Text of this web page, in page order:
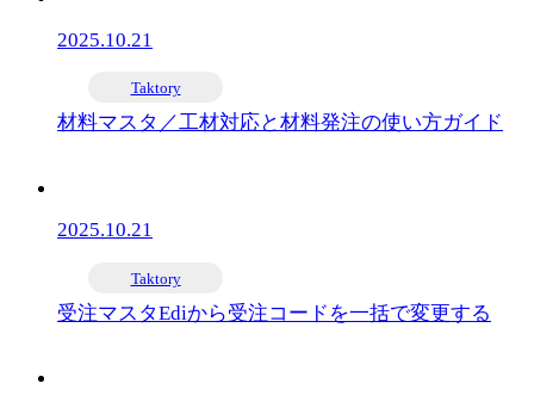
2025.10.21
Taktory
材料マスタ／工材対応と材料発注の使い方ガイド
2025.10.21
Taktory
受注マスタEdiから受注コードを一括で変更する